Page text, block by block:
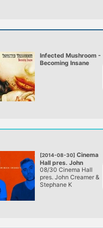
Infected Mushroom -
Becoming Insane
[2014-08-30] Cinema
Hall pres. John
Creamer & Stephane
K
@ Track Terrace
08/30 Cinema Hall
pres. John Creamer &
Stephane K